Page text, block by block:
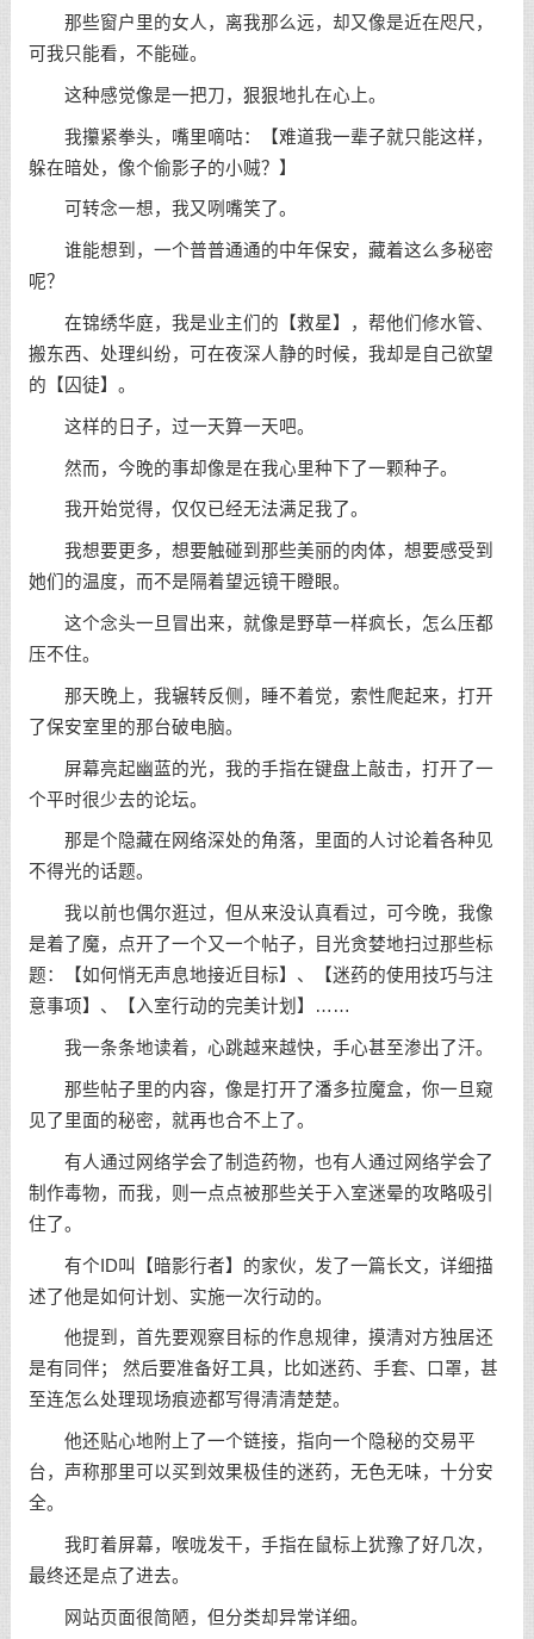
那些窗户里的女人，离我那么远，却又像是近在咫尺，
可我只能看，不能碰。
这种感觉像是一把刀，狠狠地扎在心上。
我攥紧拳头，嘴里嘀咕：【难道我一辈子就只能这样，
躲在暗处，像个偷影子的小贼？】
可转念一想，我又咧嘴笑了。
谁能想到，一个普普通通的中年保安，藏着这么多秘密
呢？
在锦绣华庭，我是业主们的【救星】，帮他们修水管、
搬东西、处理纠纷，可在夜深人静的时候，我却是自己欲望
的【囚徒】。
这样的日子，过一天算一天吧。
然而，今晚的事却像是在我心里种下了一颗种子。
我开始觉得，仅仅已经无法满足我了。
我想要更多，想要触碰到那些美丽的肉体，想要感受到
她们的温度，而不是隔着望远镜干瞪眼。
这个念头一旦冒出来，就像是野草一样疯长，怎么压都
压不住。
那天晚上，我辗转反侧，睡不着觉，索性爬起来，打开
了保安室里的那台破电脑。
屏幕亮起幽蓝的光，我的手指在键盘上敲击，打开了一
个平时很少去的论坛。
那是个隐藏在网络深处的角落，里面的人讨论着各种见
不得光的话题。
我以前也偶尔逛过，但从来没认真看过，可今晚，我像
是着了魔，点开了一个又一个帖子，目光贪婪地扫过那些标
题：【如何悄无声息地接近目标】、【迷药的使用技巧与注
意事项】、【入室行动的完美计划】……
我一条条地读着，心跳越来越快，手心甚至渗出了汗。
那些帖子里的内容，像是打开了潘多拉魔盒，你一旦窥
见了里面的秘密，就再也合不上了。
有人通过网络学会了制造药物，也有人通过网络学会了
制作毒物，而我，则一点点被那些关于入室迷晕的攻略吸引
住了。
有个ID叫【暗影行者】的家伙，发了一篇长文，详细描
述了他是如何计划、实施一次行动的。
他提到，首先要观察目标的作息规律，摸清对方独居还
是有同伴； 然后要准备好工具，比如迷药、手套、口罩，甚
至连怎么处理现场痕迹都写得清清楚楚。
他还贴心地附上了一个链接，指向一个隐秘的交易平
台，声称那里可以买到效果极佳的迷药，无色无味，十分安
全。
我盯着屏幕，喉咙发干，手指在鼠标上犹豫了好几次，
最终还是点了进去。
网站页面很简陋，但分类却异常详细。